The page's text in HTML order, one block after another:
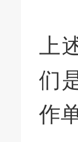
上
们
作